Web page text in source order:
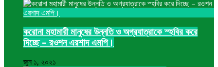
করোনা মহামারী মানুষের উন্নতি ও অগ্রযাত্রাকে স্হবির করে
দিচ্ছে – রওশন এরশাদ এমপি।
জুন ১, ২০২১